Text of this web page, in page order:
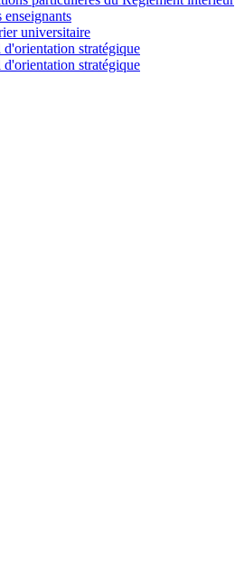
enseignants
universitaire
d'orientation stratégique
d'orientation stratégique